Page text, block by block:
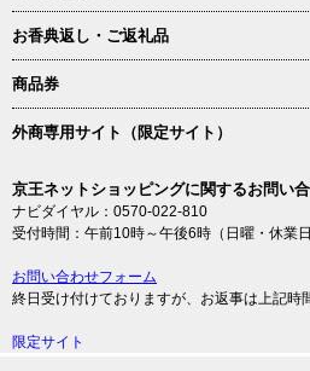
お香典返し・ご返礼品
商品券
外商専用サイト（限定サイト）
京王ネットショッピングに関するお問い
ナビダイヤル：0570-022-810
受付時間：午前10時～午後6時（日曜・休業日
お問い合わせフォーム
終日受け付けておりますが、お返事は上記時
限定サイト